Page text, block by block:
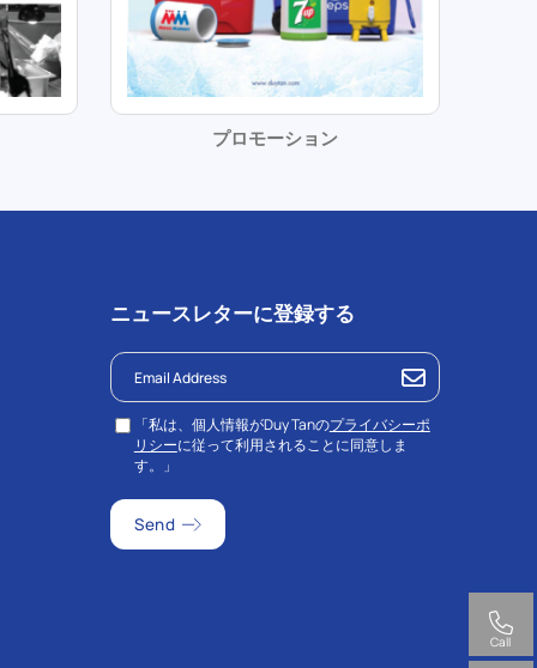
プロモーション
ニュースレターに登録する
「私は、個人情報がDuy Tanのプライバシーポ
リシーに従って利用されることに同意しま
す。」
Call